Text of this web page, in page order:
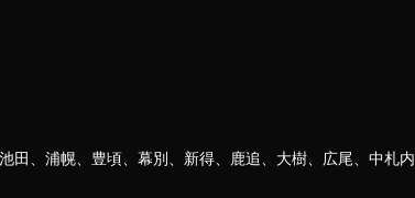
田、浦幌、豊頃、幕別、新得、鹿追、大樹、広尾、中札内